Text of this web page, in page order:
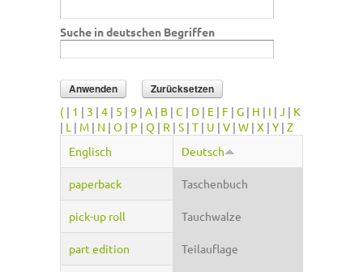
Suche in deutschen Begriffen
( | 1 | 3 | 4 | 5 | 9 | A | B | C | D | E | F | G | H | I | J | K
| L | M | N | O | P | Q | R | S | T | U | V | W | X | Y | Z
Englisch
Deutsch
paperback Taschenbuch
pick-up roll Tauchwalze
part edition Teilauflage